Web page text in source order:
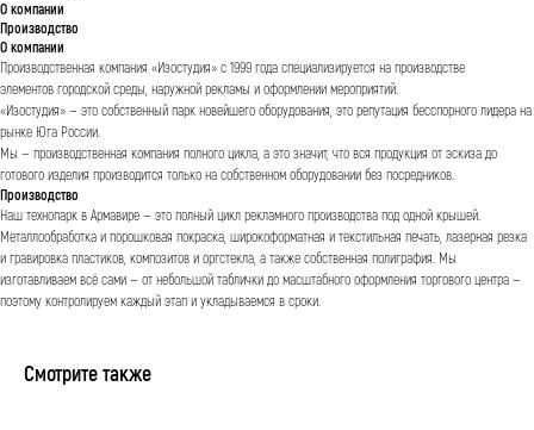
О компании
Производство
О компании
Производственная компания «Изостудия» с 1999 года специализируется на производстве
элементов городской среды, наружной рекламы и оформлении мероприятий.
«Изостудия» — это собственный парк новейшего оборудования, это репутация бесспорного лидера на
рынке Юга России.
Мы — производственная компания полного цикла, а это значит, что вся продукция от эскиза до
готового изделия производится только на собственном оборудовании без посредников.
Производство
Наш технопарк в Армавире — это полный цикл рекламного производства под одной крышей.
Металлообработка и порошковая покраска, широкоформатная и текстильная печать, лазерная резка
и гравировка пластиков, композитов и оргстекла, а также собственная полиграфия. Мы
изготавливаем всё сами — от небольшой таблички до масштабного оформления торгового центра —
поэтому контролируем каждый этап и укладываемся в сроки.
Смотрите также